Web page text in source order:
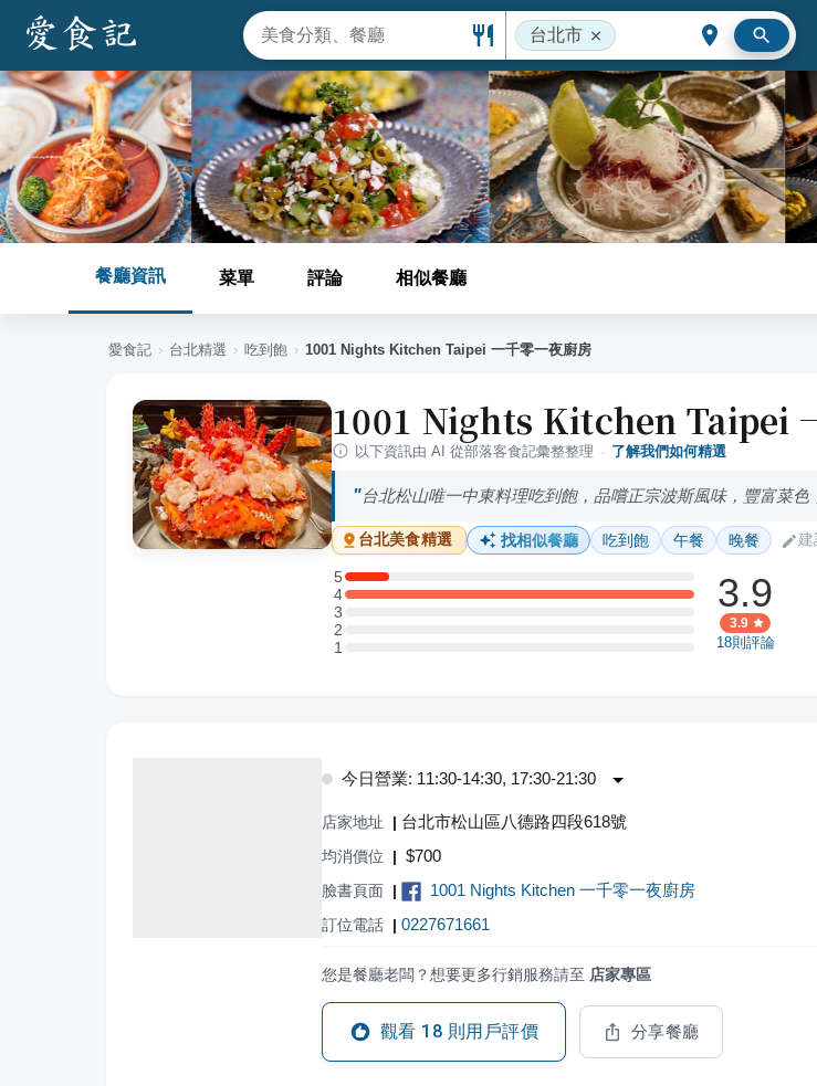
台北市
餐廳資訊 菜單 評論 相似餐廳
愛食記 › 台北精選 › 吃到飽 › 1001 Nights Kitchen Taipei 一千零一夜廚房
1001 Nights Kitchen Taipei
以下資訊由 AI 從部落客食記彙整整理 · 了解我們如何精選
台北松山唯一中東料理吃到飽，品嚐正宗波斯風味，豐富菜色
台北美食精選 找相似餐廳 吃到飽 午餐 晚餐 建
5
5 星：1 則評論
4
4 星：8 則評論
3
3 星：0 則評論
2
2 星：0 則評論
11 星：0 則評論
3.9
3.9
18則評論
今日營業: 11:30-14:30, 17:30-21:30
店家地址 | 台北市松山區八德路四段618號
均消價位 | $700
臉書頁面 | 1001 Nights Kitchen 一千零一夜廚房
訂位電話 | 0227671661
您是餐廳老闆？想要更多行銷服務請至 店家專區
觀看 18 則用戶評價 分享餐廳